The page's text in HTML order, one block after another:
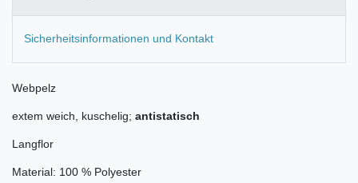
Sicherheitsinformationen und Kontakt
Webpelz
extem weich, kuschelig; antistatisch
Langflor
Material: 100 % Polyester